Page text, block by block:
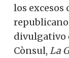
los excesos
divulgativo
Cònsul, La